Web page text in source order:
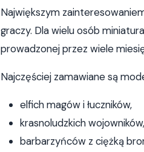
Największym
graczy. Dla wielu osób
prowadzonej przez wiele
Najczęściej zamawiane są
elfich magów i łuczników,
krasnoludzkich wojowników,
barbarzyńców z ciężką